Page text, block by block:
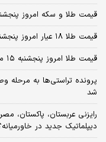
قیمت طلا و سکه امروز پنجشنبه ۱۵ مرداد ۱۴۰۵/افزایش قیمت طلا
قیمت طلا ۱۸ عیار امروز پنجشنبه ۱۵ مرداد ۱۴۰۵/افزایش قیمت طلا
قیمت طلا امروز پنجشنبه ۱۵ مرداد ۱۴۰۵/افزایش قیمت طلا
شد
رایزنی عربستان، پاکستان،
دیپلماتیک جدید در